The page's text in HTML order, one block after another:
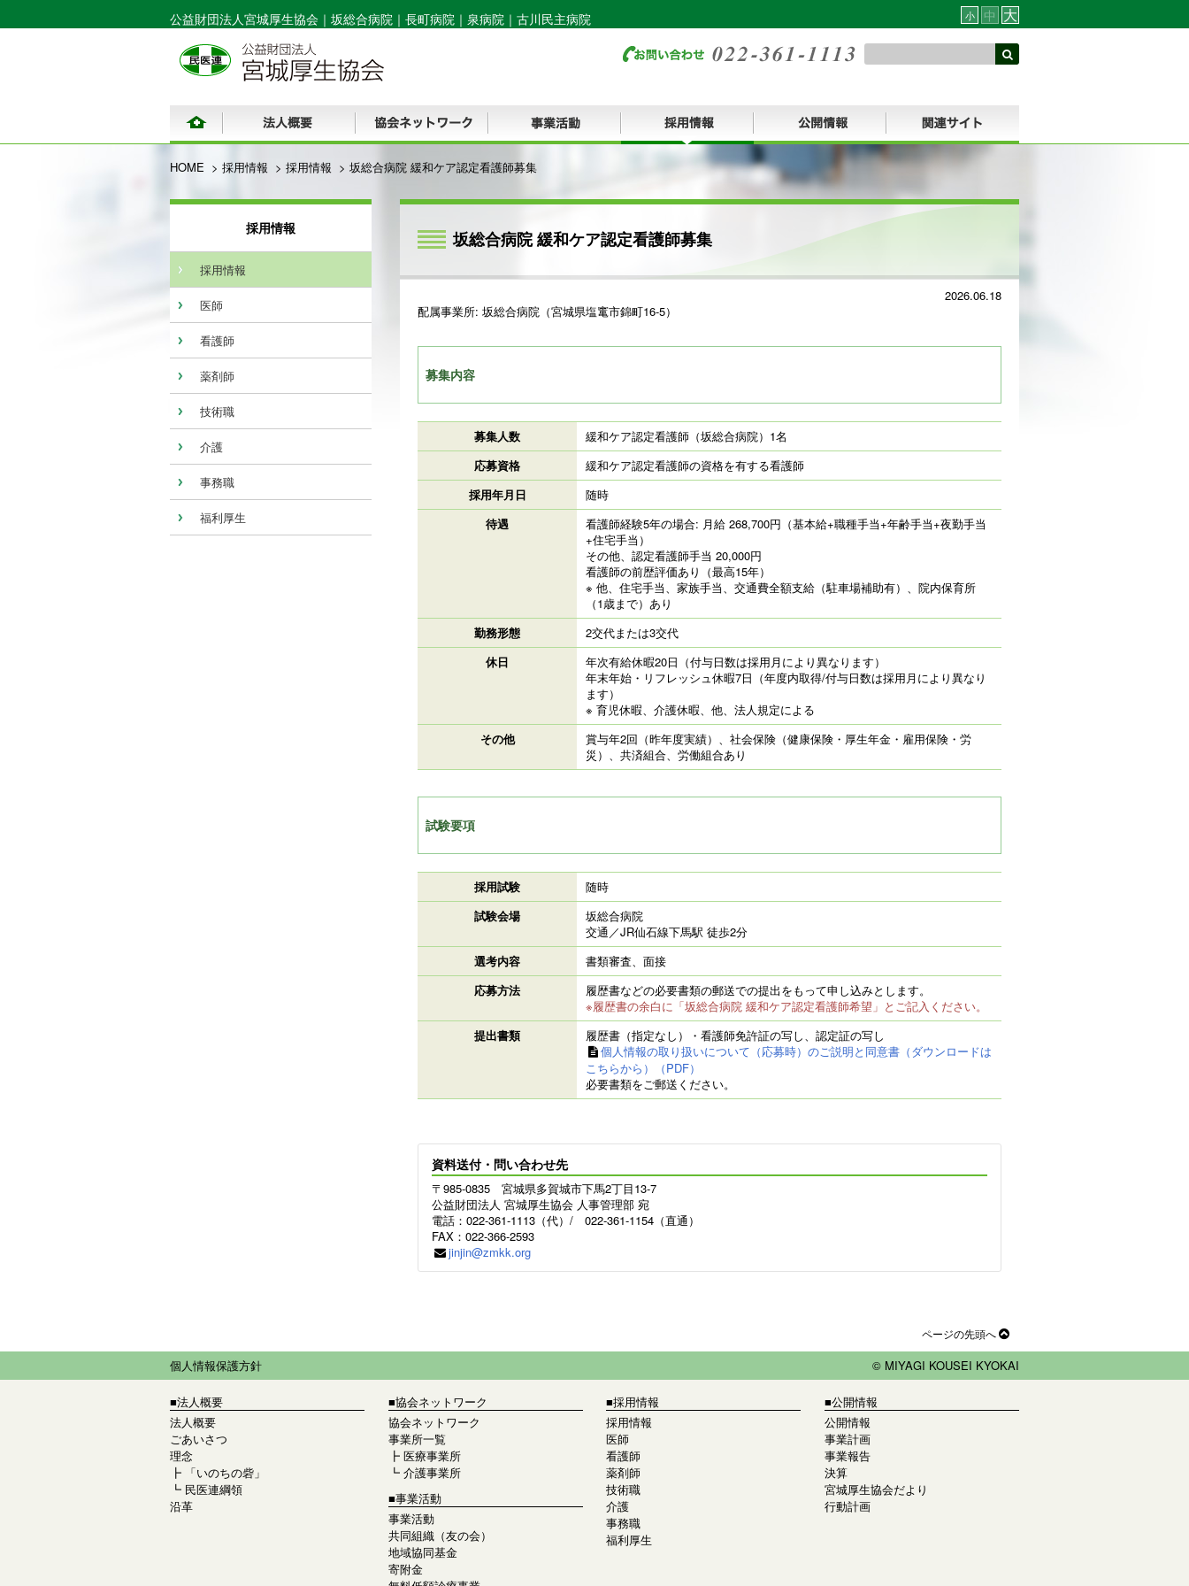
公益財団法人宮城厚生協会｜ 坂総合病院 ｜ 長町病院 ｜ 泉病院 ｜ 古川民主病院 小 中 大
HOME 採用情報 採用情報 坂総合病院 緩和ケア認定看護師募集
採用情報
採用情報
医師
看護師
薬剤師
技術職
介護
事務職
福利厚生
坂総合病院 緩和ケア認定看護師募集
2026.06.18
配属事業所: 坂総合病院（宮城県塩竃市錦町16-5）
募集内容
募集人数
緩和ケア認定看護師（坂総合病院）1名
応募資格
緩和ケア認定看護師の資格を有する看護師
採用年月日
随時
待遇
看護師経験5年の場合: 月給 268,700円（基本給+職種手当+年齢手当+夜勤手当
+住宅手当）
その他、認定看護師手当 20,000円
看護師の前歴評価あり（最高15年）
※ 他、住宅手当、家族手当、交通費全額支給（駐車場補助有）、院内保育所
（1歳まで）あり
勤務形態
2交代または3交代
休日
年次有給休暇20日（付与日数は採用月により異なります）
年末年始・リフレッシュ休暇7日（年度内取得/付与日数は採用月により異なり
ます）
※ 育児休暇、介護休暇、他、法人規定による
その他
賞与年2回（昨年度実績）、社会保険（健康保険・厚生年金・雇用保険・労
災）、共済組合、労働組合あり
試験要項
採用試験
随時
試験会場
坂総合病院
交通／JR仙石線下馬駅 徒歩2分
選考内容
書類審査、面接
応募方法
履歴書などの必要書類の郵送での提出をもって申し込みとします。
※履歴書の余白に「坂総合病院 緩和ケア認定看護師希望」とご記入ください。
提出書類
履歴書（指定なし）・看護師免許証の写し、認定証の写し
個人情報の取り扱いについて（応募時）のご説明と同意書（ダウンロードは
こちらから）
必要書類をご郵送ください。
資料送付・問い合わせ先
〒985-0835 宮城県多賀城市下馬2丁目13-7
公益財団法人 宮城厚生協会 人事管理部 宛
電話：022-361-1113（代）/ 022-361-1154（直通）
FAX：022-366-2593
jinjin@zmkk.org
ページの先頭へ
個人情報保護方針 © MIYAGI KOUSEI KYOKAI
■法人概要
法人概要
ごあいさつ
理念
┣ 「いのちの砦」
┗ 民医連綱領
沿革
■協会ネットワーク
協会ネットワーク
事業所一覧
┣ 医療事業所
┗ 介護事業所
■事業活動
事業活動
共同組織（友の会）
地域協同基金
寄附金
■採用情報
採用情報
医師
看護師
薬剤師
技術職
介護
事務職
福利厚生
■公開情報
公開情報
事業計画
事業報告
決算
宮城厚生協会だより
行動計画